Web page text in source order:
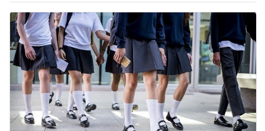
予選通過ならず大号泣した娘
Amebaトピックス 1日前
記事を読む
モモコ夫 妻や友人と楽しいランチ